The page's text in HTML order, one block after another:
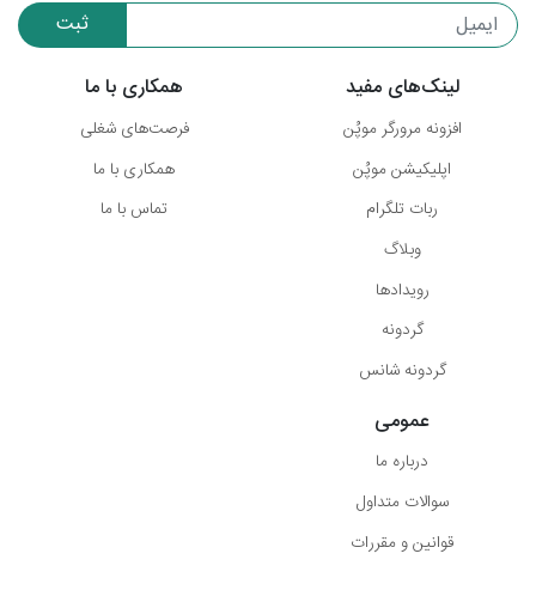
ثبت
لینک‌های مفید
افزونه مرورگر موپُن
اپلیکیشن موپُن
ربات تلگرام
وبلاگ
رویدادها
گردونه
گردونه شانس
همکاری با ما
فرصت‌های شغلی
همکاری با ما
تماس با ما
عمومی
درباره ما
سوالات متداول
قوانین و مقررات